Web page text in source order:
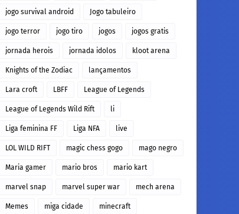
jogo survival android Jogo tabuleiro
jogo terror jogo tiro jogos jogos gratis
jornada herois jornada idolos kloot arena
Knights of the Zodiac lançamentos
Lara croft LBFF League of Legends
League of Legends Wild Rift li
Liga feminina FF Liga NFA live
LOL WILD RIFT magic chess gogo mago negro
Maria gamer mario bros mario kart
marvel snap marvel super war mech arena
Memes miga cidade minecraft